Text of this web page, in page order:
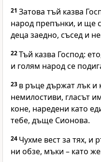
21 Затова тъй казва
народ препънки, и ще
деца заедно, съсед и
22Тъй казва Господ:
и голям народ се
23 в ръце държат лък и
немилостиви, гласът
коне, наредени като
тебе, дъще Сионова.
24 Чухме вест за тях, и
ни обзе, мъки – като